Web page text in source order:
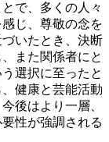
で、多くの人々
じ、尊敬の念を
いたとき、決断
また関係者にと
選択に至ったと
健康と芸能活動
後はより一層、
性が強調される